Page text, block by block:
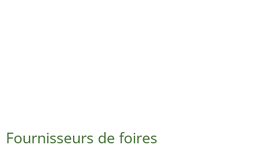
Fournisseurs de foires